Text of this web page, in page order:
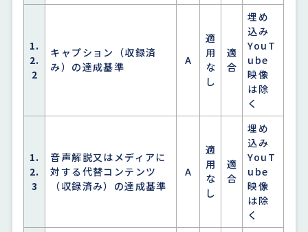
1.
2.
2
キャプション（収録済
み）の達成基準
A
適
用
な
し
適
合
埋め
込み
YouT
ube
映像
は除
く
1.
2.
3
音声解説又はメディアに
対する代替コンテンツ
（収録済み）の達成基準
A
適
用
な
し
適
合
埋め
込み
YouT
ube
映像
は除
く